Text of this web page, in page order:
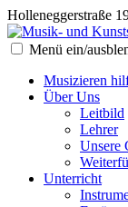
Holleneggerstraße
Menü ein/
Musizieren
Über Uns
Leitbild
Lehrer
Unsere
Unterricht